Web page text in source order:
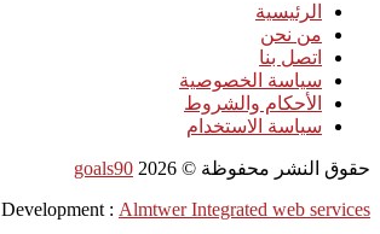
الرئيسية
من نحن
اتصل بنا
سياسة الخصوصية
الأحكام والشروط
سياسة الاستخدام
حقوق النشر محفوظة © goals90 2026
Development : Almtwer Integrated web services